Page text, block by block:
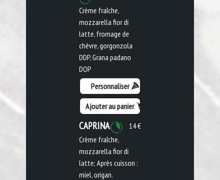
Crème fraîche,
mozzarella fior di
latte, fromage de
chèvre, gorgonzola
DDP, Grana padano
DOP
Personnaliser
Ajouter au panier
14 €
CAPRINA
Crème fraîche,
mozzarella fior di
latte; Après cuisson :
miel, origan.